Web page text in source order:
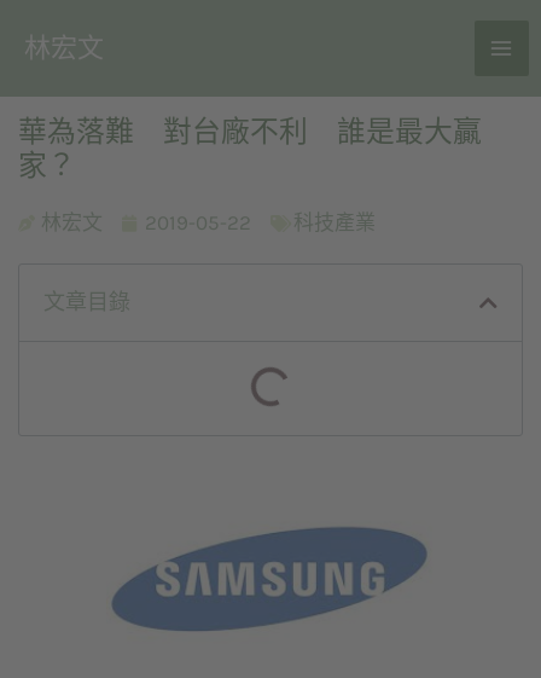
林宏文
華為落難 對台廠不利 誰是最大贏
家？
林宏文 2019-05-22 科技產業
文章目錄